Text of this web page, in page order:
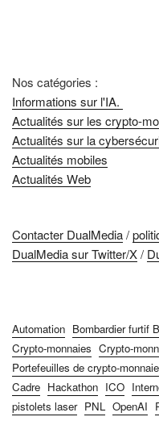
Nos catégories :
Informations sur l'IA.
Actualités sur les crypto-
Actualités sur la
Actualités mobiles
Actualités Web
Contacter DualMedia/
DualMedia sur Twitter/X/
Automation Bombardier furtif
Crypto-monnaies Crypto-
Portefeuilles de crypto-monnaie
Cadre Hackathon ICO
pistolets laser PNL OpenAI